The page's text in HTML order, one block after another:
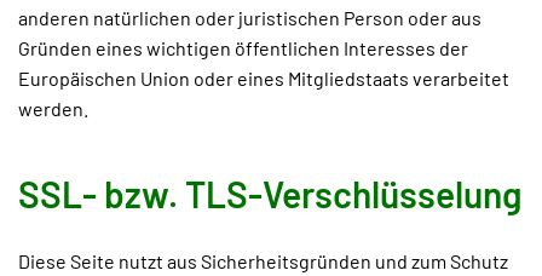
anderen natürlichen oder juristischen Person oder aus
Gründen eines wichtigen öffentlichen Interesses der
Europäischen Union oder eines Mitgliedstaats verarbeitet
werden.
SSL- bzw. TLS-Verschlüsselung
Diese Seite nutzt aus Sicherheitsgründen und zum Schutz